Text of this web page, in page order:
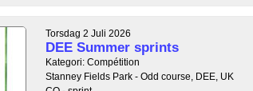
Torsdag 2 Juli 2026
DEE Summer sprints
Kategori: Compétition
Stanney Fields Park - Odd course, DEE, UK